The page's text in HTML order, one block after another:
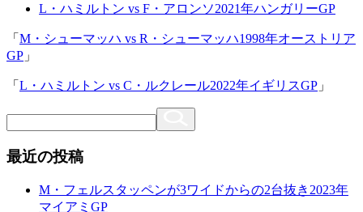
L・ハミルトン vs F・アロンソ2021年ハンガリーGP
「 M・シューマッハ vs R・シューマッハ1998年オーストリア
GP 」
「 L・ハミルトン vs C・ルクレール2022年イギリスGP 」
最近の投稿
M・フェルスタッペンが3ワイドからの2台抜き2023年
マイアミGP